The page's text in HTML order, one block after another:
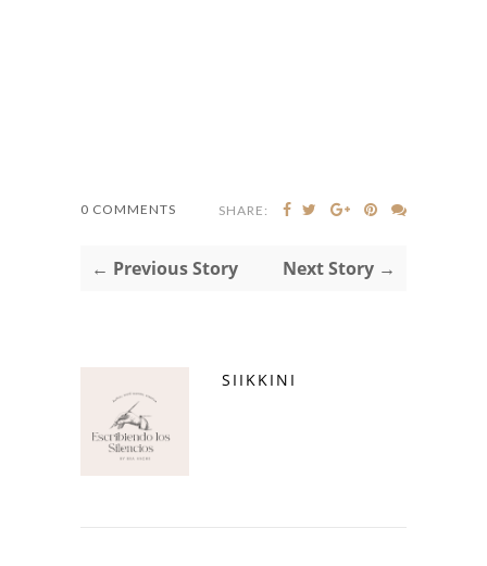
0 COMMENTS SHARE:
← Previous Story Next Story →
SIIKKINI